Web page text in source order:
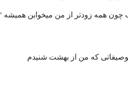
چون همه زودتر از من میخوابن
توصيفاتى كه من از بهشت شنيدم